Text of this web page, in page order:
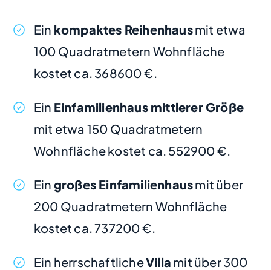
Ein kompaktes Reihenhausmit etwa
100 Quadratmetern Wohnfläche
kostet ca. 368600 €.
Ein Einfamilienhaus mittlerer Größe
mit etwa 150 Quadratmetern
Wohnfläche kostet ca. 552900 €.
Ein großes Einfamilienhausmit über
200 Quadratmetern Wohnfläche
kostet ca. 737200 €.
Ein herrschaftlicheVilla mit über 300